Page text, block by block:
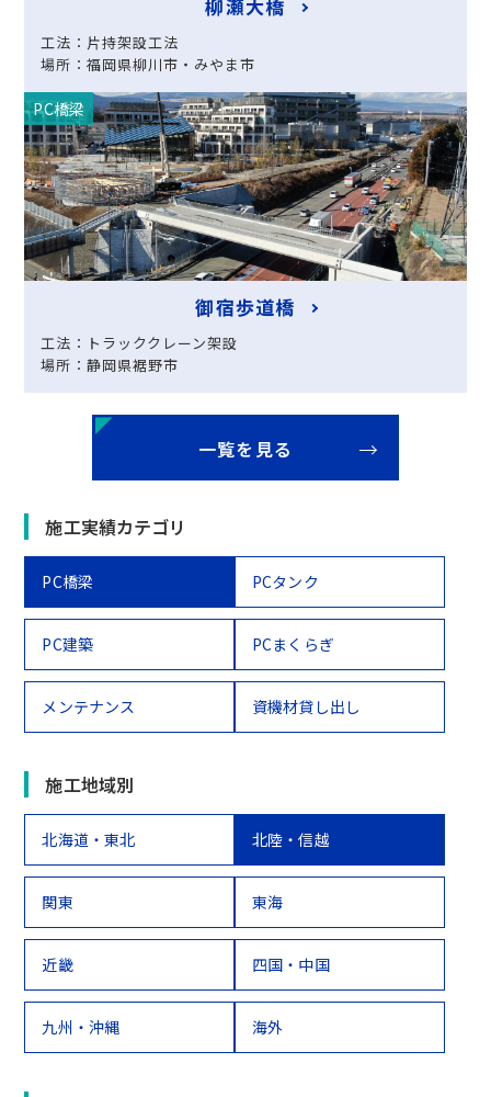
柳瀬大橋
工法：片持架設工法
場所：福岡県柳川市・みやま市
PC橋梁
御宿歩道橋
工法：トラッククレーン架設
場所：静岡県裾野市
一覧を見る
施工実績カテゴリ
PC橋梁 PCタンク
PC建築 PCまくらぎ
メンテナンス 資機材貸し出し
施工地域別
北海道・東北 北陸・信越
関東 東海
近畿 四国・中国
九州・沖縄 海外